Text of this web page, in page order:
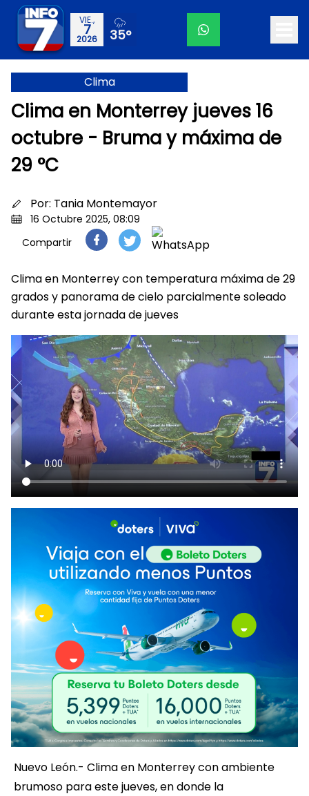
VIE.,
7
2026 35°
Clima
Clima en Monterrey jueves 16
octubre - Bruma y máxima de
29 °C
Por: Tania Montemayor
16 Octubre 2025, 08:09
Compartir
Clima en Monterrey con temperatura máxima de 29
grados y panorama de cielo parcialmente soleado
durante esta jornada de jueves
Nuevo León.- Clima en Monterrey con ambiente
brumoso para este jueves, en donde la